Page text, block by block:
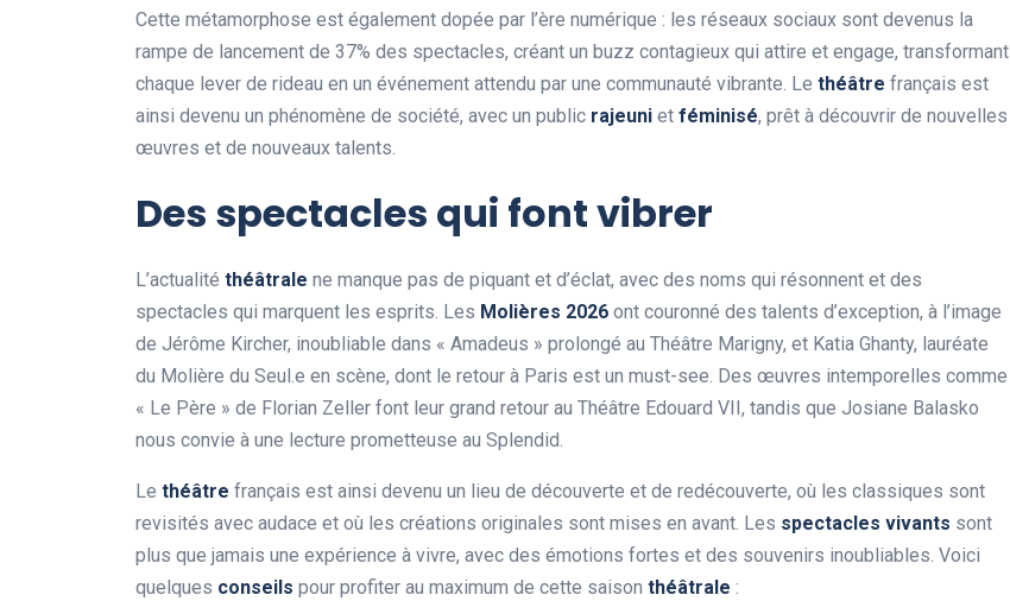
Cette métamorphose est également dopée par l’ère numérique : les réseaux sociaux sont devenus la
rampe de lancement de 37% des spectacles, créant un buzz contagieux qui attire et engage, transformant
chaque lever de rideau en un événement attendu par une communauté vibrante. Le théâtre français est
ainsi devenu un phénomène de société, avec un public rajeuni et féminisé, prêt à découvrir de nouvelles
œuvres et de nouveaux talents.
Des spectacles qui font vibrer
L’actualité théâtrale ne manque pas de piquant et d’éclat, avec des noms qui résonnent et des
spectacles qui marquent les esprits. Les Molières 2026 ont couronné des talents d’exception, à l’image
de Jérôme Kircher, inoubliable dans « Amadeus » prolongé au Théâtre Marigny, et Katia Ghanty, lauréate
du Molière du Seul.e en scène, dont le retour à Paris est un must-see. Des œuvres intemporelles comme
« Le Père » de Florian Zeller font leur grand retour au Théâtre Edouard VII, tandis que Josiane Balasko
nous convie à une lecture prometteuse au Splendid.
Le théâtre français est ainsi devenu un lieu de découverte et de redécouverte, où les classiques sont
revisités avec audace et où les créations originales sont mises en avant. Les spectacles vivants sont
plus que jamais une expérience à vivre, avec des émotions fortes et des souvenirs inoubliables. Voici
quelques conseils pour profiter au maximum de cette saison théâtrale :